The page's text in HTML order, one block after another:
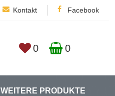
Kontakt Facebook
0 0
WEITERE PRODUKTE